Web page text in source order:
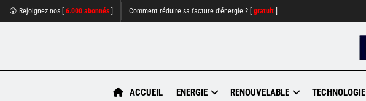
😮 Rejoignez nos [ 6.000 abonnés Comment réduire sa facture d'énergie ? [ gratuit
ACCUEIL ENERGIE RENOUVELABLE TECHNOLOGIE